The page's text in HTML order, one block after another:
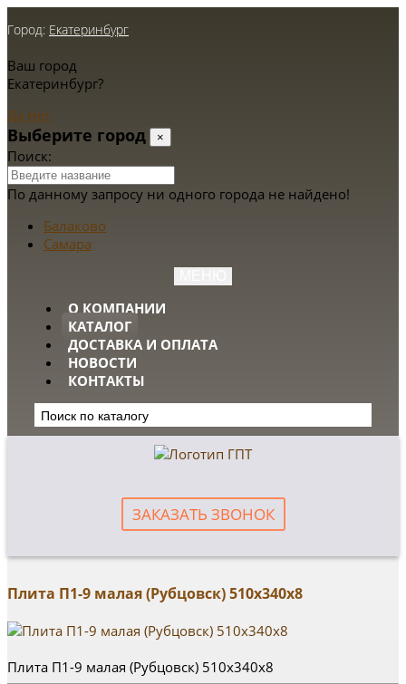
Город: Екатеринбург
Ваш город
Екатеринбург?
Да Нет
Выберите город ×
Поиск:
По данному запросу ни одного города не найдено!
Балаково
Самара
О КОМПАНИИ
КАТАЛОГ
ДОСТАВКА И ОПЛАТА
НОВОСТИ
КОНТАКТЫ
ЗАКАЗАТЬ ЗВОНОК
Плита П1-9 малая (Рубцовск) 510х340х8
Плита П1-9 малая (Рубцовск) 510х340х8